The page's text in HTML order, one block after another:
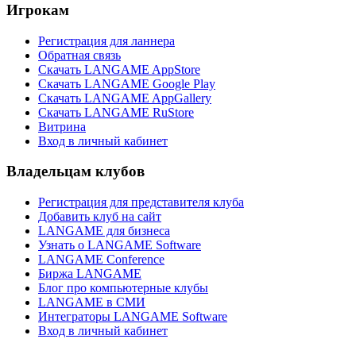
Игрокам
Регистрация для ланнера
Обратная связь
Скачать LANGAME AppStore
Скачать LANGAME Google Play
Скачать LANGAME AppGallery
Скачать LANGAME RuStore
Витрина
Вход в личный кабинет
Владельцам клубов
Регистрация для представителя клуба
Добавить клуб на сайт
LANGAME для бизнеса
Узнать о LANGAME Software
LANGAME Conference
Биржа LANGAME
Блог про компьютерные клубы
LANGAME в СМИ
Интеграторы LANGAME Software
Вход в личный кабинет